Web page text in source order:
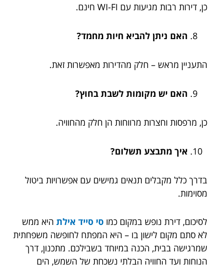
כן, דירות רבות מגיעות עם WI-FI חינם.
האם ניתן להביא חיות מחמד?
התעניין מראש – חלק מהדירות מאפשרות זאת.
האם יש מקומות לשבת בחוץ?
כן, מרפסות וחצרות מרווחות הן חלק מהחוויה.
איך מתבצע תשלום?
בדרך כלל מקבלים תנאים גמישים עם אפשרויות ביטול
מסוימות.
לסיכום, דירת נופש במקום כמו סי סייד אילת היא ממש
לא סתם מקום לישון בו – היא המפתח לחופשה משפחתית
שמרגישה בבית, הכנה במיוחד בשבילכם. מתכנון, דרך
הנוחות ועד החוויה הבלתי נשכחת של השמש, הים